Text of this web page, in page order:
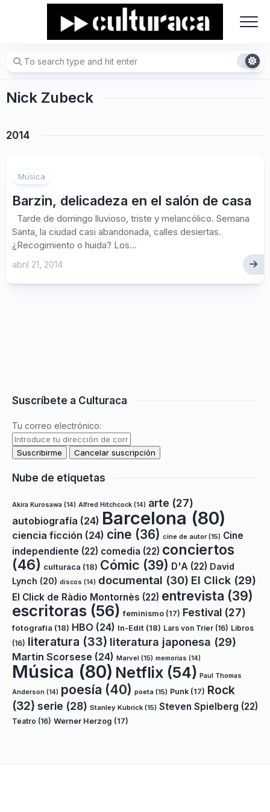
Nick Zubeck
2014
Música
Barzin, delicadeza en el salón de casa
Tarde de domingo lluvioso, triste y melancólico. Semana
Santa, la ciudad casi abandonada, calles desiertas.
¿Recogimiento o huida? Los...
abril 21, 2014
Suscríbete a Culturaca
Tu correo electrónico:
Nube de etiquetas
Akira Kurosawa (14) Alfred Hitchcock (14) arte (27)
autobiografía (24) Barcelona (80)
ciencia ficción (24) cine (36) cine de autor(15) Cine
independiente (22) comedia (22) conciertos
(46) culturaca (18) Cómic (39) D'A (22) David
Lynch (20) discos (14) documental (30) El Click (29)
El Click de Ràdio Montornès (22) entrevista (39)
escritoras (56) feminismo (17) Festival (27)
fotografía (18) HBO (24) In-Edit (18) Lars von Trier (16) Libros
(16) literatura (33) literatura japonesa (29)
Martin Scorsese (24) Marvel (15) memorias (14)
Música (80) Netflix (54) Paul Thomas
Anderson (14) poesía (40) poeta (15) Punk (17) Rock
(32) serie (28) Stanley Kubrick (15) Steven Spielberg (22)
Teatro (16) Werner Herzog (17)